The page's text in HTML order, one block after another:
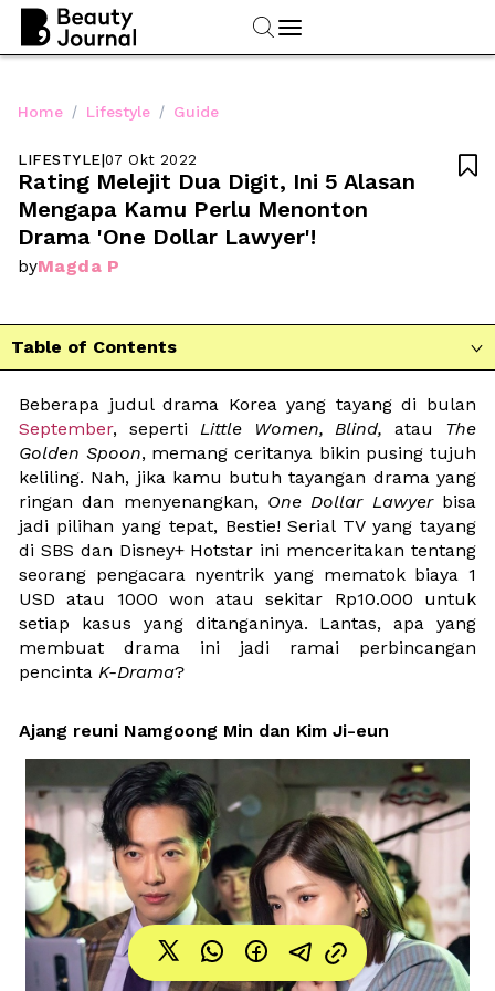
Home / Lifestyle / Guide
LIFESTYLE|07 Okt 2022
Rating Melejit Dua Digit, Ini 5 Alasan
Mengapa Kamu Perlu Menonton
Drama 'One Dollar Lawyer'!
byMagda P

Table of Contents 
September, seperti Little Women, Blind, atau The
Golden Spoon, memang ceritanya bikin pusing tujuh
keliling. Nah, jika kamu butuh tayangan drama yang
ringan dan menyenangkan, One Dollar Lawyer bisa
jadi pilihan yang tepat, Bestie! Serial TV yang tayang
di SBS dan Disney+ Hotstar ini menceritakan tentang
seorang pengacara nyentrik yang mematok biaya 1
USD atau 1000 won atau sekitar Rp10.000 untuk
setiap kasus yang ditanganinya. Lantas, apa yang
membuat drama ini jadi ramai perbincangan
pencinta K-Drama?
Ajang reuni Namgoong Min dan Kim Ji-eun